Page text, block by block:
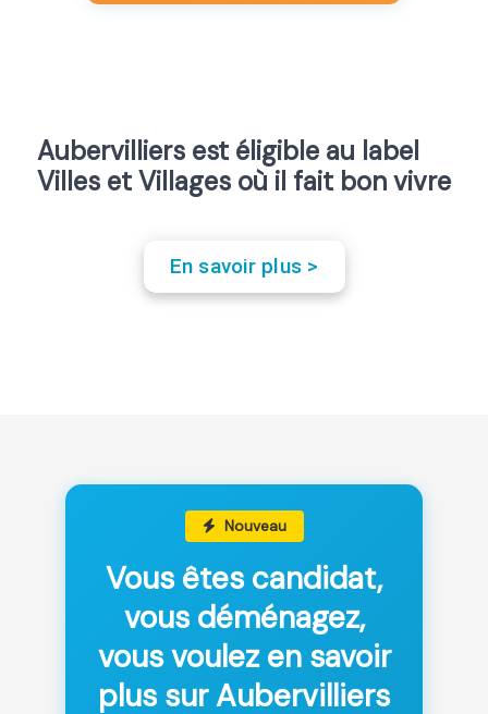
Aubervilliers est éligible au label
Villes et Villages où il fait bon vivre
En savoir plus >
Nouveau
Vous êtes candidat,
vous déménagez,
vous voulez en savoir
plus sur Aubervilliers